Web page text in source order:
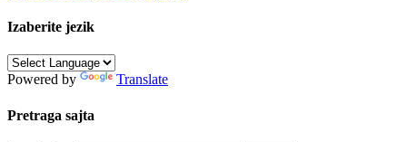
Izaberite jezik
Powered by Translate
Pretraga sajta